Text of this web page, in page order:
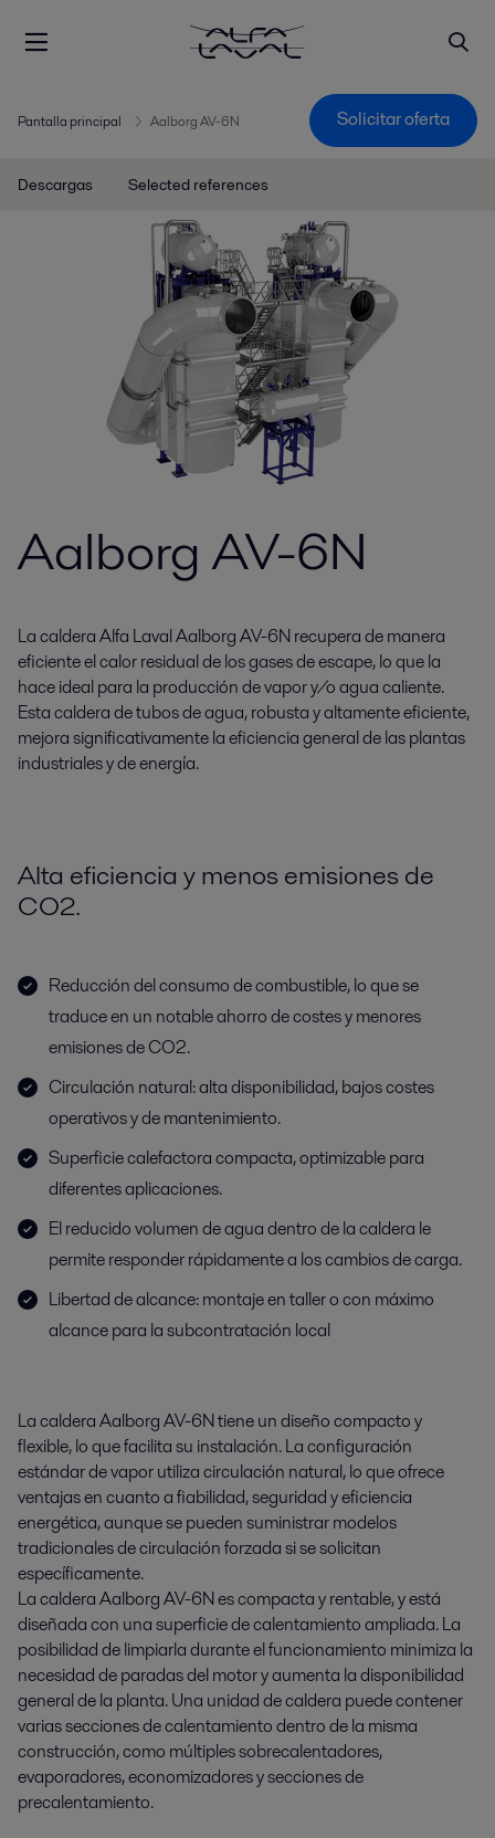
Pantalla principal Aalborg AV-6N Solicitar oferta
Descargas Selected references
Aalborg AV-6N
La caldera Alfa Laval Aalborg AV-6N recupera de manera
eficiente el calor residual de los gases de escape, lo que la
hace ideal para la producción de vapor y/o agua caliente.
Esta caldera de tubos de agua, robusta y altamente eficiente,
mejora significativamente la eficiencia general de las plantas
industriales y de energía.
Alta eficiencia y menos emisiones de
CO2.
Reducción del consumo de combustible, lo que se
traduce en un notable ahorro de costes y menores
emisiones de CO2.
Circulación natural: alta disponibilidad, bajos costes
operativos y de mantenimiento.
Superficie calefactora compacta, optimizable para
diferentes aplicaciones.
El reducido volumen de agua dentro de la caldera le
permite responder rápidamente a los cambios de carga.
Libertad de alcance: montaje en taller o con máximo
alcance para la subcontratación local
La caldera Aalborg AV-6N tiene un diseño compacto y
flexible, lo que facilita su instalación. La configuración
estándar de vapor utiliza circulación natural, lo que ofrece
ventajas en cuanto a fiabilidad, seguridad y eficiencia
energética, aunque se pueden suministrar modelos
tradicionales de circulación forzada si se solicitan
específicamente.
La caldera Aalborg AV-6N es compacta y rentable, y está
diseñada con una superficie de calentamiento ampliada. La
posibilidad de limpiarla durante el funcionamiento minimiza la
necesidad de paradas del motor y aumenta la disponibilidad
general de la planta. Una unidad de caldera puede contener
varias secciones de calentamiento dentro de la misma
construcción, como múltiples sobrecalentadores,
evaporadores, economizadores y secciones de
precalentamiento.